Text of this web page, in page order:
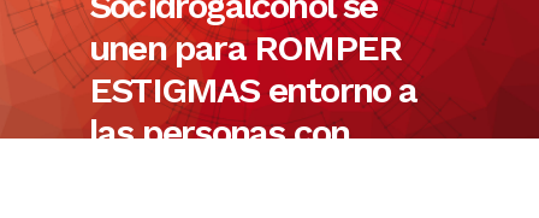
unen para ROMPER
ESTIGMAS entorno a
las personas con